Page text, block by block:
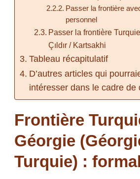
Passer la frontière
personnel
Passer la frontière
Çıldır / Kartsakhi
Tableau récapitulatif
D’autres articles qui
intéresser dans le cadre
Frontière
Géorgie
Turquie) :